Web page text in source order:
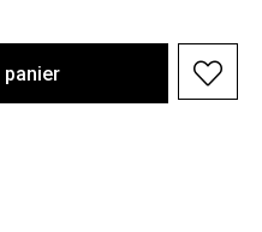
panier